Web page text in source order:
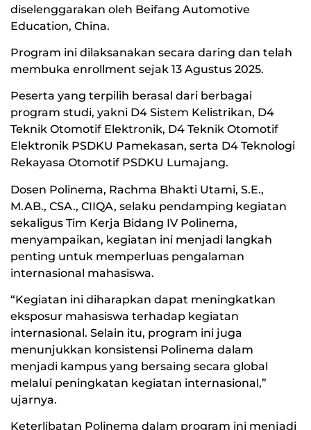
diselenggarakan oleh Beifang Automotive
Education, China.
Program ini dilaksanakan secara daring dan telah
membuka enrollment sejak 13 Agustus 2025.
Peserta yang terpilih berasal dari berbagai
program studi, yakni D4 Sistem Kelistrikan, D4
Teknik Otomotif Elektronik, D4 Teknik Otomotif
Elektronik PSDKU Pamekasan, serta D4 Teknologi
Rekayasa Otomotif PSDKU Lumajang.
Dosen Polinema, Rachma Bhakti Utami, S.E.,
M.AB., CSA., CIIQA, selaku pendamping kegiatan
sekaligus Tim Kerja Bidang IV Polinema,
menyampaikan, kegiatan ini menjadi langkah
penting untuk memperluas pengalaman
internasional mahasiswa.
“Kegiatan ini diharapkan dapat meningkatkan
eksposur mahasiswa terhadap kegiatan
internasional. Selain itu, program ini juga
menunjukkan konsistensi Polinema dalam
menjadi kampus yang bersaing secara global
melalui peningkatan kegiatan internasional,”
ujarnya.
Keterlibatan Polinema dalam program ini menjadi